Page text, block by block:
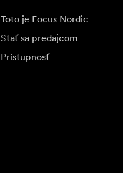
Toto je Focus Nordic
Stať sa predajcom
Prístupnosť